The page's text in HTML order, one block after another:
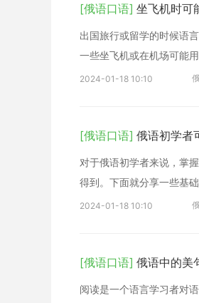
[俄语口语] 坐飞机时可
出国旅行或留学的时候语
一些坐飞机或在机场可能
2024-01-18 10:10
[俄语口语] 俄语初学者
对于俄语初学者来说，掌
得到。下面就分享一些基
2024-01-18 10:10
[俄语口语] 俄语中的美
阅读是一个语言学习者对